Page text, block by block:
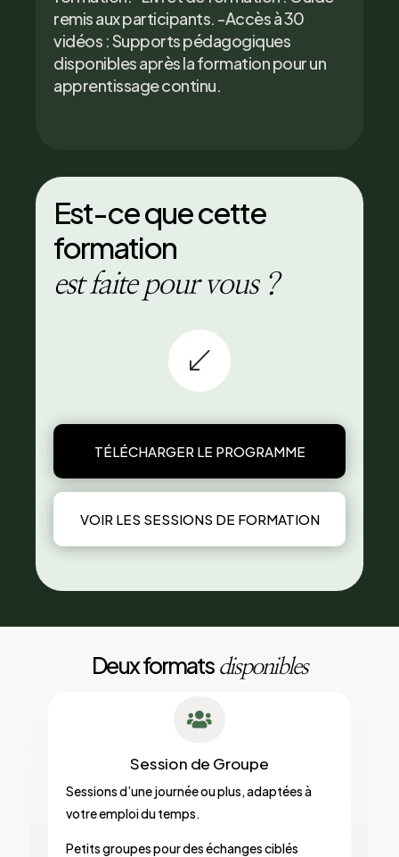
remis aux participants. -Accès à 30
vidéos : Supports pédagogiques
disponibles après la formation pour un
apprentissage continu.
Est-ce que cette
formation
est faite pour vous ?
(
TÉLÉCHARGER LE PROGRAMME
VOIR LES SESSIONS DE FORMATION
Deux formatsdisponibles

Session de Groupe
Sessions d’une journée ou plus, adaptées à
votre emploi du temps.
Petits groupes pour des échanges ciblés